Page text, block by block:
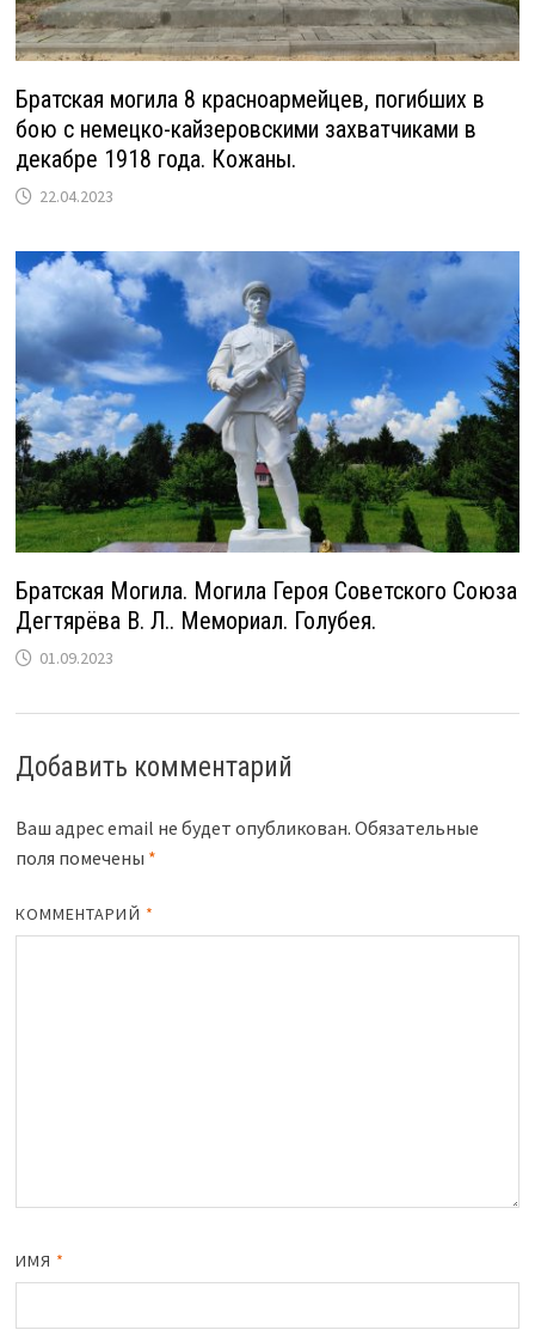
Братская могила 8 красноармейцев, погибших в
бою с немецко-кайзеровскими захватчиками в
декабре 1918 года. Кожаны.
22.04.2023
Братская Могила. Могила Героя Советского Союза
Дегтярёва В. Л.. Мемориал. Голубея.
01.09.2023
Добавить комментарий
Ваш адрес email не будет опубликован. Обязательные
поля помечены *
КОММЕНТАРИЙ *
ИМЯ *